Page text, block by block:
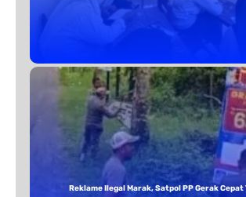
Reklame Ilegal Marak, Satpol PP Gerak